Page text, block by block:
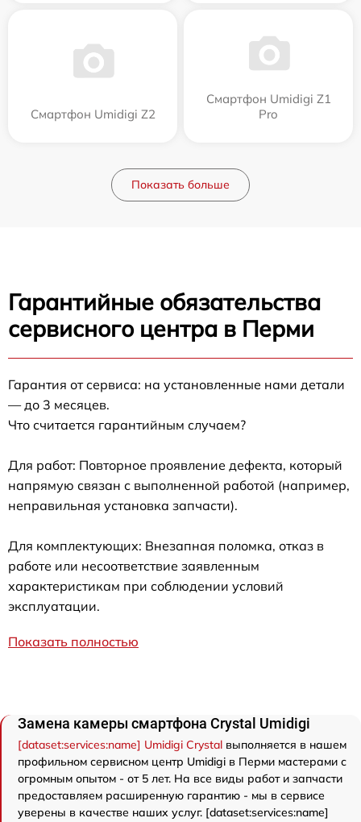
Смартфон Umidigi Z2
Смартфон Umidigi Z1
Pro
Показать больше
Гарантийные обязательства
сервисного центра в Перми
Гарантия от сервиса: на установленные нами детали
— до 3 месяцев.
Что считается гарантийным случаем?
Для работ: Повторное проявление дефекта, который
напрямую связан с выполненной работой (например,
неправильная установка запчасти).
Для комплектующих: Внезапная поломка, отказ в
работе или несоответствие заявленным
характеристикам при соблюдении условий
эксплуатации.
Показать полностью
Замена камеры смартфона Crystal Umidigi
[dataset:services:name] Umidigi Crystal выполняется в нашем
профильном сервисном центр Umidigi в Перми мастерами с
огромным опытом - от 5 лет. На все виды работ и запчасти
предоставляем расширенную гарантию - мы в сервисе
уверены в качестве наших услуг. [dataset:services:name]